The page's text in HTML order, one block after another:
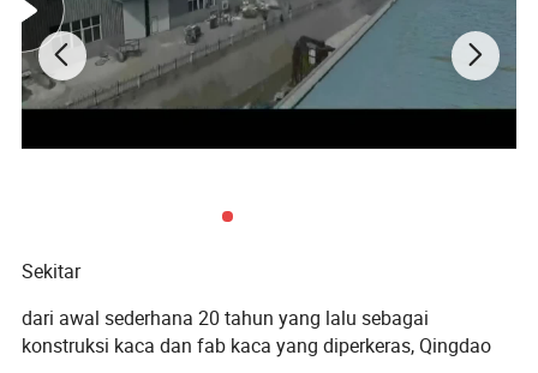
Sekitar
dari awal sederhana 20 tahun yang lalu sebagai
konstruksi kaca dan fab kaca yang diperkeras, Qingdao